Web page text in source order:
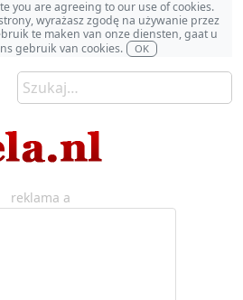
you are agreeing to our use of cookies.
wyrażasz zgodę na używanie przez
te maken van onze diensten, gaat u
gebruik van cookies.
OK
reklama a